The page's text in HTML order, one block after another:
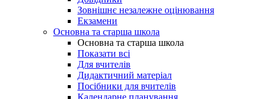
Зовнішнє незалежне оцінювання
Екзамени
Основна та старша школа
Основна та старша школа
Показати всі
Для вчителів
Дидактичний матеріал
Посібники для вчителів
Календарне планування